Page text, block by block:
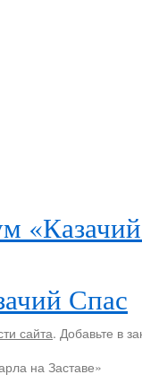
Спас
сайта. Добавьте в
на Заставе»